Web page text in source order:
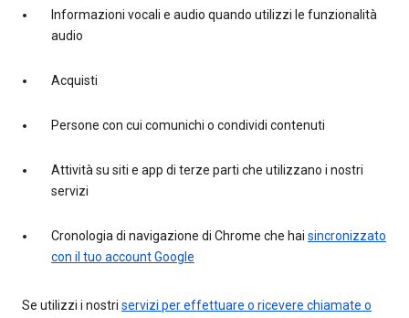
Informazioni vocali e audio quando utilizzi le funzionalità
audio
Acquisti
Persone con cui comunichi o condividi contenuti
Attività su siti e app di terze parti che utilizzano i nostri
servizi
Cronologia di navigazione di Chrome che hai sincronizzato
con il tuo account Google
Se utilizzi i nostri servizi per effettuare o ricevere chiamate o